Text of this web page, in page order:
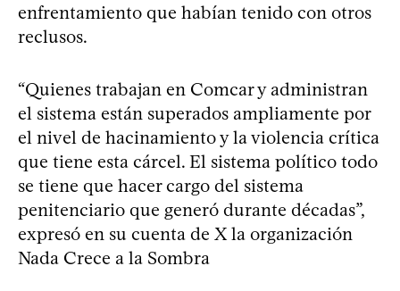
enfrentamiento que habían tenido con otros
reclusos.
“Quienes trabajan en Comcar y administran
el sistema están superados ampliamente por
el nivel de hacinamiento y la violencia crítica
que tiene esta cárcel. El sistema político todo
se tiene que hacer cargo del sistema
penitenciario que generó durante décadas”,
expresó en su cuenta de X la organización
Nada Crece a la Sombra